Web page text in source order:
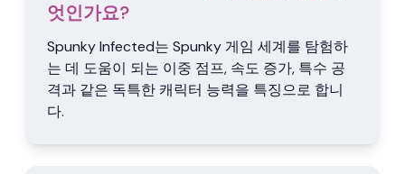
엇인가요?
Spunky Infected는 Spunky 게임 세계를 탐험하
는 데 도움이 되는 이중 점프, 속도 증가, 특수 공
격과 같은 독특한 캐릭터 능력을 특징으로 합니
다.